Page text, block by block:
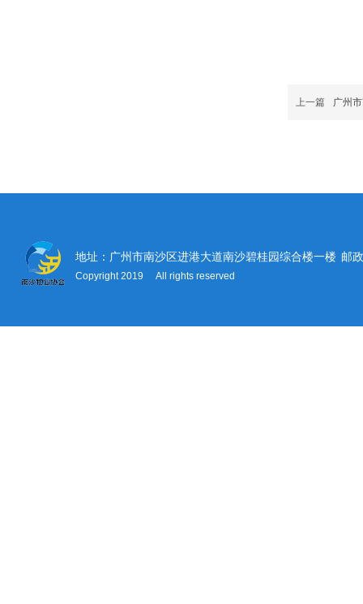
上一篇 广州
地址：广州市南沙区进港大道南沙碧桂园综合楼一楼 邮
Copyright 2019 All rights reserved